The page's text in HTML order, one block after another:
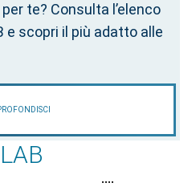
te? Consulta l’elenco
e scopri il più adatto alle
••••